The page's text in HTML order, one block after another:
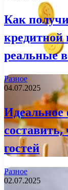
Как
реальные
Разное
04.07.2025
гостей
Разное
02.07.2025